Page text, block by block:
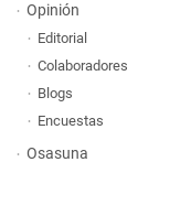
Opinión
Editorial
Colaboradores
Blogs
Encuestas
Osasuna